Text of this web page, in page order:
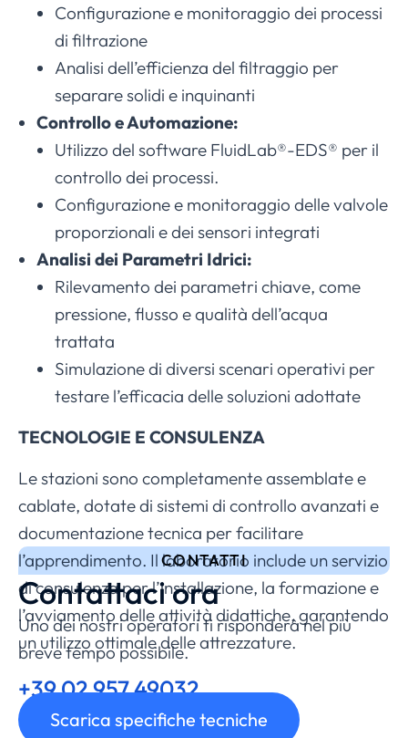
Configurazione e monitoraggio dei processi
di filtrazione
Analisi dell’efficienza del filtraggio per
separare solidi e inquinanti
Controllo e Automazione:
Utilizzo del software FluidLab®-EDS® per il
controllo dei processi.
Configurazione e monitoraggio delle valvole
proporzionali e dei sensori integrati
Analisi dei Parametri Idrici:
Rilevamento dei parametri chiave, come
pressione, flusso e qualità dell’acqua
trattata
Simulazione di diversi scenari operativi per
testare l’efficacia delle soluzioni adottate
TECNOLOGIE E CONSULENZA
Le stazioni sono completamente assemblate e
cablate, dotate di sistemi di controllo avanzati e
documentazione tecnica per facilitare
l’apprendimento. Il laboratorio include un servizio
di consulenza per l’installazione, la formazione e
l’avviamento delle attività didattiche, garantendo
un utilizzo ottimale delle attrezzature.
Scarica specifiche tecniche
CONTATTI
Contattaci ora
Uno dei nostri operatori ti risponderà nel più
breve tempo possibile.
+39 02 957 49032
Chiamaci